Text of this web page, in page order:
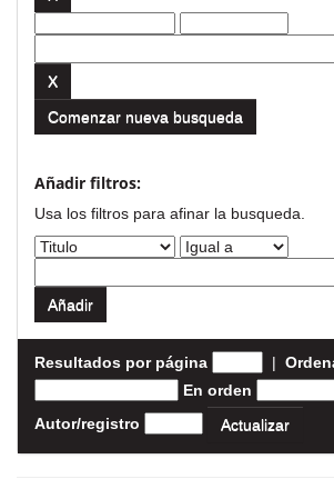
Comenzar nueva busqueda
Añadir filtros:
Usa los filtros para afinar la busqueda.
Resultados por página |
En orden
Autor/registro